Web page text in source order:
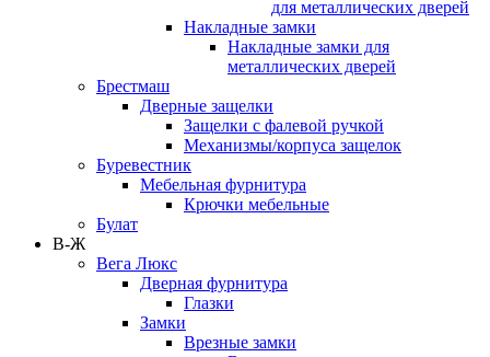
для металлических дверей
Накладные замки
Накладные замки для
металлических дверей
Брестмаш
Дверные защелки
Защелки с фалевой ручкой
Механизмы/корпуса защелок
Буревестник
Мебельная фурнитура
Крючки мебельные
Булат
В-Ж
Вега Люкс
Дверная фурнитура
Глазки
Замки
Врезные замки